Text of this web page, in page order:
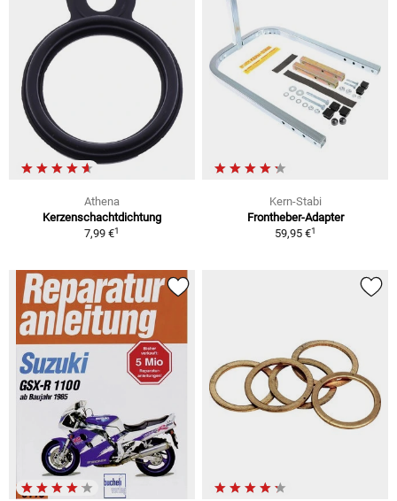
Athena
Kerzenschachtdichtung
7,99 €1
Kern-Stabi
Frontheber-Adapter
59,95 €1